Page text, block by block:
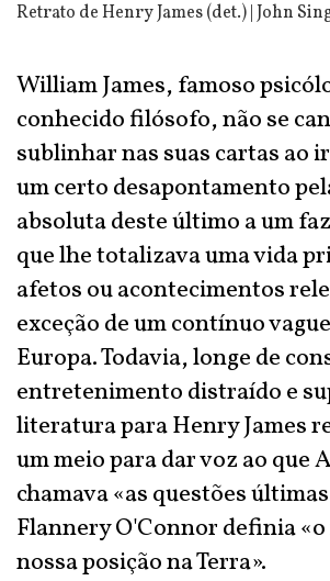
Retrato de Henry James (det.) | John
William James, famoso
conhecido filósofo, não se
sublinhar nas suas cartas ao
um certo desapontamento
absoluta deste último a um
que lhe totalizava uma vida
afetos ou acontecimentos
exceção de um contínuo
Europa. Todavia, longe de
entretenimento distraído e
literatura para Henry James
um meio para dar voz ao que
chamava «as questões
Flannery O'Connor definia
nossa posição na Terra».